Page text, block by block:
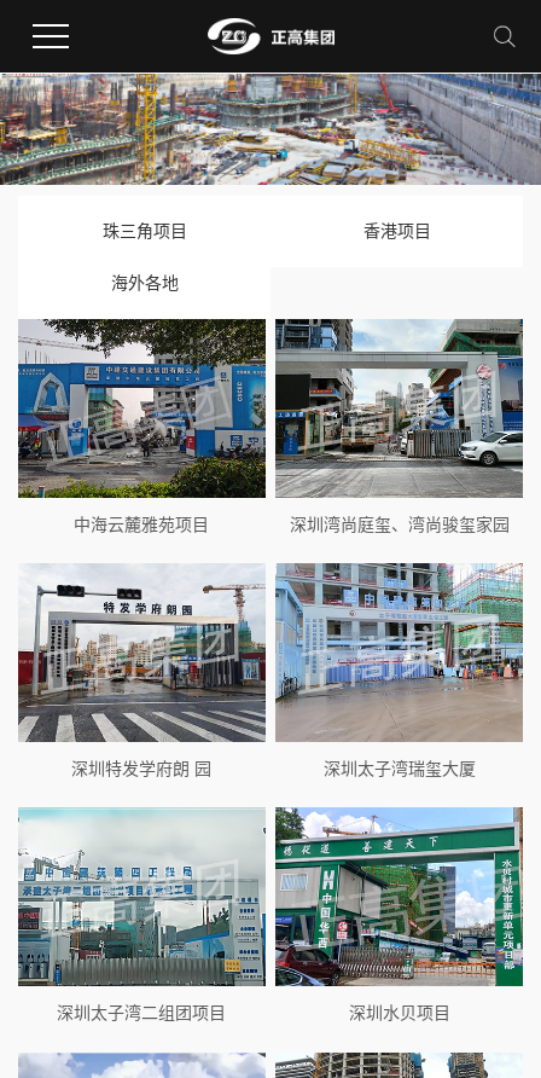
珠三角项目 香港项目
海外各地
中海云麓雅苑项目 深圳湾尚庭玺、湾尚骏玺家园
深圳特发学府朗 园 深圳太子湾瑞玺大厦
深圳太子湾二组团项目 深圳水贝项目